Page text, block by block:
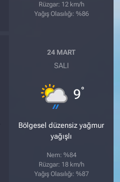
Rüzgar: 12 km/h
Yağış Olasılığı: %86
24 MART
SALI
9°
Bölgesel düzensiz yağmur
yağışlı
Nem: %84
Rüzgar: 18 km/h
Yağış Olasılığı: %87